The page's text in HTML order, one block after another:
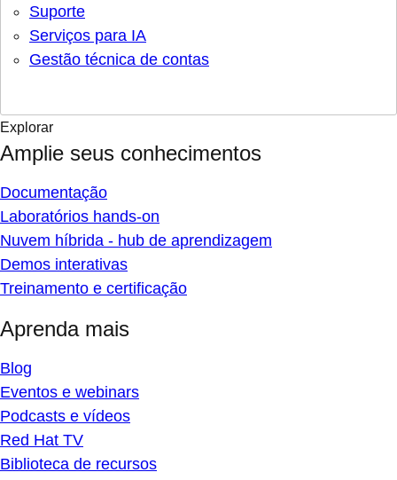
Suporte
Serviços para IA
Gestão técnica de contas
Explorar
Amplie seus conhecimentos
Documentação
Laboratórios hands-on
Nuvem híbrida - hub de aprendizagem
Demos interativas
Treinamento e certificação
Aprenda mais
Blog
Eventos e webinars
Podcasts e vídeos
Red Hat TV
Biblioteca de recursos